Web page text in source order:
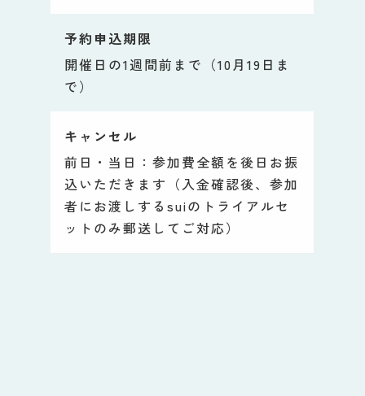
予約申込期限
開催日の1週間前まで（10月19日ま
で）
キャンセル
前日・当日：参加費全額を後日お振
込いただきます（入金確認後、参加
者にお渡しするsuiのトライアルセ
ットのみ郵送してご対応）